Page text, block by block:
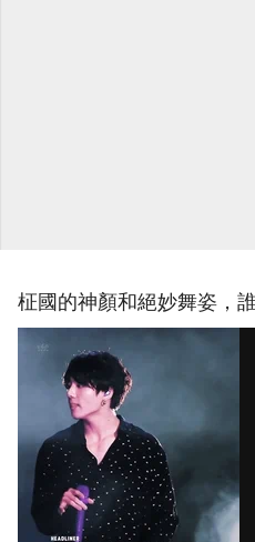
柾國的神顏和絕妙舞姿，